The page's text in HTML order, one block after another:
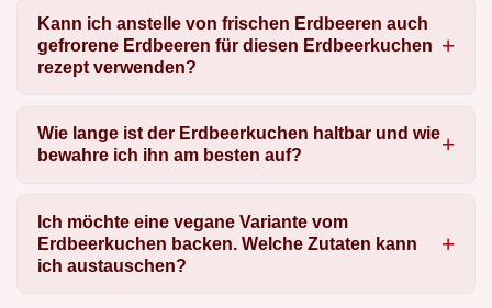
Kann ich anstelle von frischen Erdbeeren auch
gefrorene Erdbeeren für diesen Erdbeerkuchen
rezept verwenden?
Wie lange ist der Erdbeerkuchen haltbar und wie
bewahre ich ihn am besten auf?
Ich möchte eine vegane Variante vom
Erdbeerkuchen backen. Welche Zutaten kann
ich austauschen?